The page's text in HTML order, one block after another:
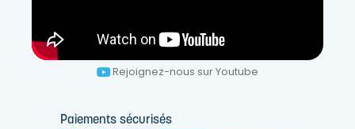
Rejoignez-nous sur Youtube
Paiements sécurisés